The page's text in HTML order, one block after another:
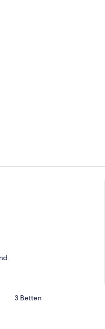
Küche mit
3 Betten